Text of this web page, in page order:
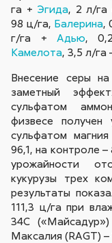
га + Эгида, 2 л/га
98 ц/га, Балерина,
г/га + Адью,
Камелота, 3,5 л/га
Внесение серы на
заметный
сульфатом
физвесе
сульфатом
96,1, на контроле
урожайности
кукурузы трех
результаты
111,3 ц/га при
34С
Максалия (RAGT) –